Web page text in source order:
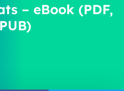
– eBook (PDF,